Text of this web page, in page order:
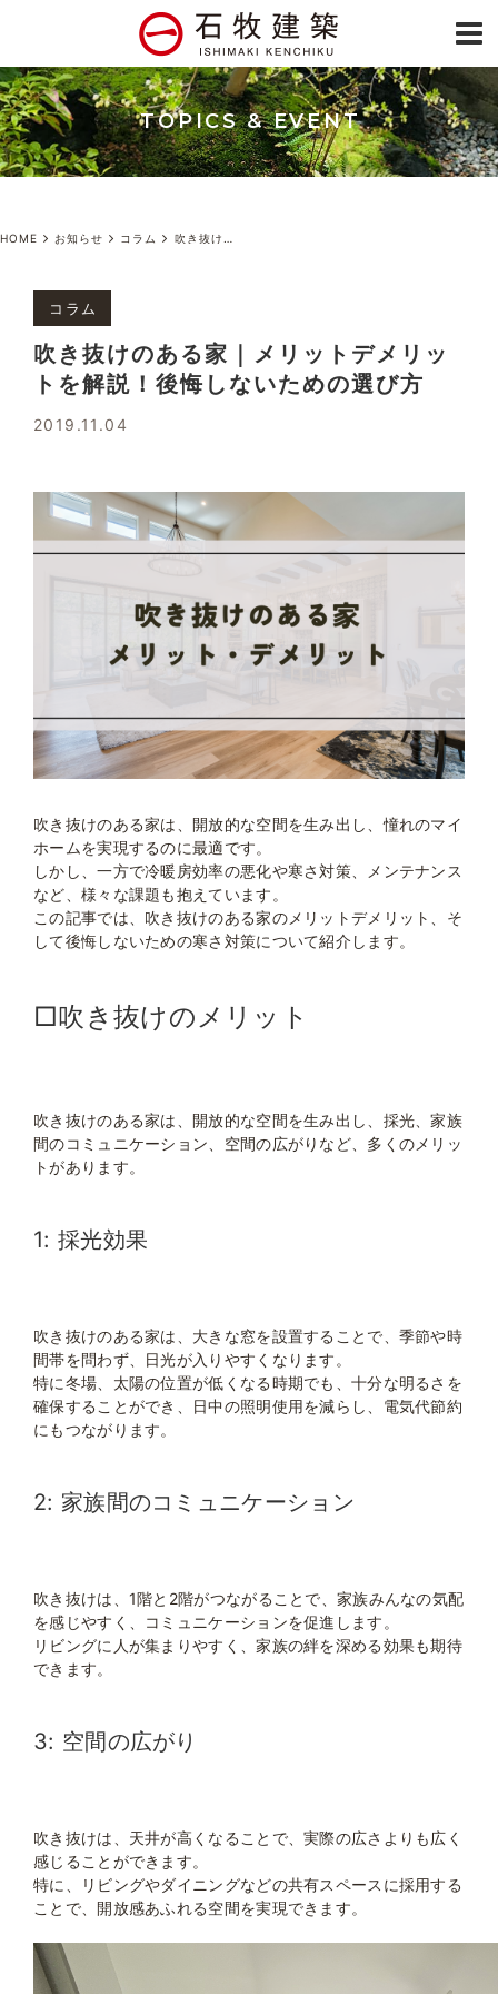
TOPICS & EVENT
HOME お知らせ コラム 吹き抜けのある家｜メリットデメリットを解説！後悔しないための選び方
コラム
吹き抜けのある家｜メリットデメリッ
トを解説！後悔しないための選び方
2019.11.04
吹き抜けのある家は、開放的な空間を生み出し、憧れのマイ
ホームを実現するのに最適です。
しかし、一方で冷暖房効率の悪化や寒さ対策、メンテナンス
など、様々な課題も抱えています。
この記事では、吹き抜けのある家のメリットデメリット、そ
して後悔しないための寒さ対策について紹介します。
□吹き抜けのメリット
吹き抜けのある家は、開放的な空間を生み出し、採光、家族
間のコミュニケーション、空間の広がりなど、多くのメリッ
トがあります。
1: 採光効果
吹き抜けのある家は、大きな窓を設置することで、季節や時
間帯を問わず、日光が入りやすくなります。
特に冬場、太陽の位置が低くなる時期でも、十分な明るさを
確保することができ、日中の照明使用を減らし、電気代節約
にもつながります。
2: 家族間のコミュニケーション
吹き抜けは、1階と2階がつながることで、家族みんなの気配
を感じやすく、コミュニケーションを促進します。
リビングに人が集まりやすく、家族の絆を深める効果も期待
できます。
3: 空間の広がり
吹き抜けは、天井が高くなることで、実際の広さよりも広く
感じることができます。
特に、リビングやダイニングなどの共有スペースに採用する
ことで、開放感あふれる空間を実現できます。